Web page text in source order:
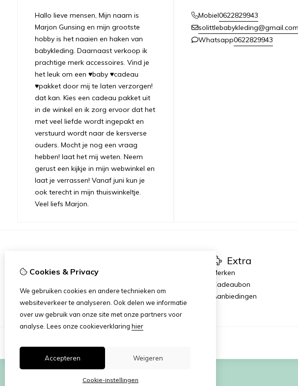
Hallo lieve mensen, Mijn naam is
Marjon Gunsing en mijn grootste
hobby is het naaien en haken van
babykleding. Daarnaast verkoop ik
prachtige merk accessoires. Vind je
het leuk om een ♥baby ♥cadeau
♥pakket door mij te laten verzorgen!
dat kan. Kies een cadeau pakket uit
in de winkel en ik zorg ervoor dat het
met veel liefde wordt ingepakt en
verstuurd wordt naar de kersverse
ouders. Mocht je nog een vraag
hebben! laat het mij weten. Neem
gerust een kijkje in mijn webwinkel en
laat je verrassen! Vanaf juni kun je
ook terecht in mijn thuiswinkeltje.
Veel liefs Marjon.
Mobiel0622829943
solittlebabykleding@gmail.com
Whatsapp0622829943
Verzending
Algemene voorwaarden
Extra
Merken
Cadeaubon
Aanbiedingen
Cookies & Privacy
We gebruiken cookies en andere technieken om
websiteverkeer te analyseren. Ook delen we informatie
over uw gebruik van onze site met onze partners voor
analyse. Lees onze cookieverklaring hier
Accepteren Weigeren
Cookie-instellingen